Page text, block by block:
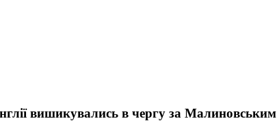
вишикувались в чергу за Малиновським